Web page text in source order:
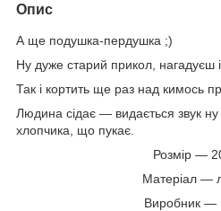
Опис
А ще подушка-пердушка ;)
Ну дуже старий прикол, нагадуєш і
Так і кортить ще раз над кимось
Людина сідає — видається звук
хлопчика, що пукає.
Розмір —
Матеріал —
Виробник —